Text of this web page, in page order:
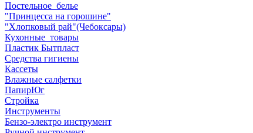
Постельное_белье
"Принцесса на горошине"
"Хлопковый рай"(Чебоксары)
Кухонные_товары
Пластик Бытпласт
Средства гигиены
Кассеты
Влажные салфетки
ПапирЮг
Стройка
Инструменты
Бензо-электро инструмент